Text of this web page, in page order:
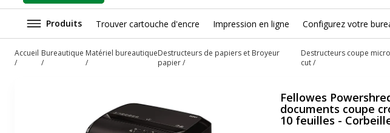
Produits Trouver cartouche d'encre Impression en ligne Configurez votre
Accueil Bureautique Matériel bureautiqueDestructeurs de papiers et Broyeur
papier
Destructeurs coupe
cut
Fellowes
documents coupe
10 feuilles -